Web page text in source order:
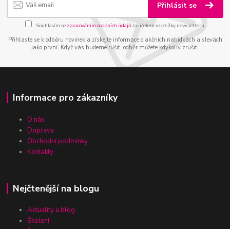
Přihlásit se
Souhlasím se zpracováním osobních údajůza účelem rozesílky newsletteru.
Přihlaste se k odběru novinek a získejte informace o akčních nabídkách a slevách
jako první. Když vás budeme rušit, odběr můžete kdykoliv zrušit.
Informace pro zákazníky
O nás
Doprava
Obchodní podmínky
Kontakty
Nejčtenější na blogu
Aktuality a blog
Školení